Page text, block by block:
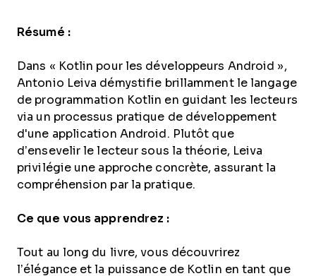
Résumé :
Dans « Kotlin pour les développeurs Android »,
Antonio Leiva démystifie brillamment le langage
de programmation Kotlin en guidant les lecteurs
via un processus pratique de développement
d'une application Android. Plutôt que
d’ensevelir le lecteur sous la théorie, Leiva
privilégie une approche concrète, assurant la
compréhension par la pratique.
Ce que vous apprendrez :
Tout au long du livre, vous découvrirez
l’élégance et la puissance de Kotlin en tant que